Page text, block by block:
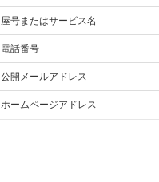
屋号またはサービス名
電話番号
公開メールアドレス
ホームページアドレス